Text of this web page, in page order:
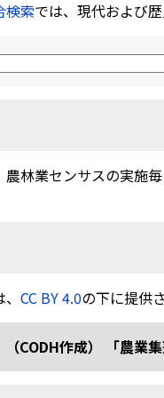
検索では、現代および
農林業センサスの実施
CC BY 4.0の下に提供
（CODH作成） 「農